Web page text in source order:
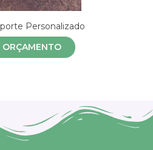
Personalizado
ORÇAMENTO